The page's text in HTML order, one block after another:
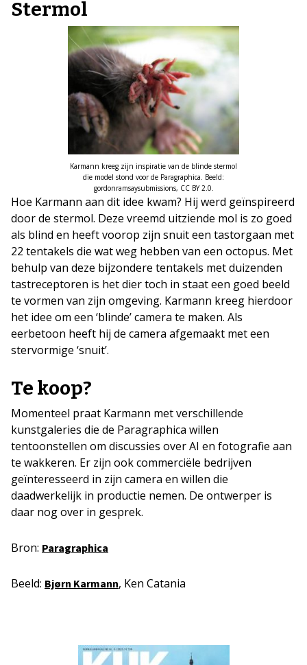
Stermol
Karmann kreeg zijn inspiratie van de blinde stermol
die model stond voor de Paragraphica. Beeld:
gordonramsaysubmissions, CC BY 2.0.
Hoe Karmann aan dit idee kwam? Hij werd geïnspireerd
door de stermol. Deze vreemd uitziende mol is zo goed
als blind en heeft voorop zijn snuit een tastorgaan met
22 tentakels die wat weg hebben van een octopus. Met
behulp van deze bijzondere tentakels met duizenden
tastreceptoren is het dier toch in staat een goed beeld
te vormen van zijn omgeving. Karmann kreeg hierdoor
het idee om een ‘blinde’ camera te maken. Als
eerbetoon heeft hij de camera afgemaakt met een
stervormige ‘snuit’.
Te koop?
Momenteel praat Karmann met verschillende
kunstgaleries die de Paragraphica willen
tentoonstellen om discussies over AI en fotografie aan
te wakkeren. Er zijn ook commerciële bedrijven
geïnteresseerd in zijn camera en willen die
daadwerkelijk in productie nemen. De ontwerper is
daar nog over in gesprek.
Bron: Paragraphica
Beeld: Bjørn Karmann, Ken Catania